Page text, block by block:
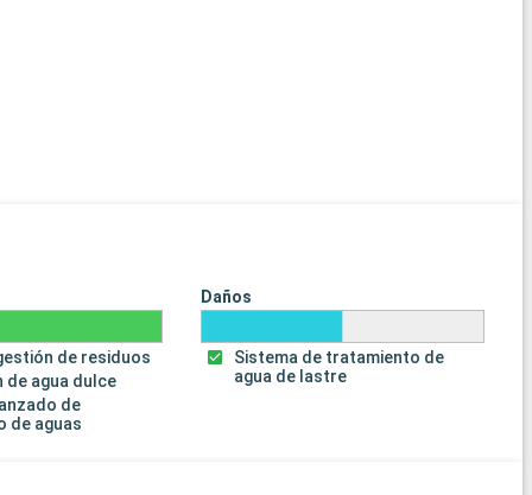
de residuos
de agua dulce
de
de aguas
Daños
Sistema de tratamiento de
agua de lastre